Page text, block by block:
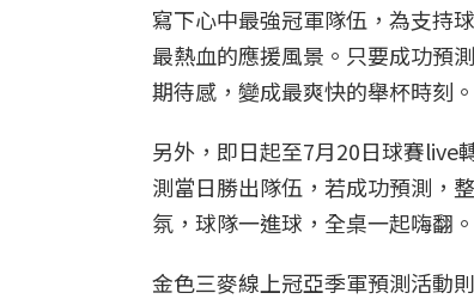
寫下心中最強冠軍隊伍，為支持
最熱血的應援風景。只要成功預
期待感，變成最爽快的舉杯時刻。
另外，即日起至7月20日球賽live
測當日勝出隊伍，若成功預測，
氛，球隊一進球，全桌一起嗨翻。
金色三麥線上冠亞季軍預測活動